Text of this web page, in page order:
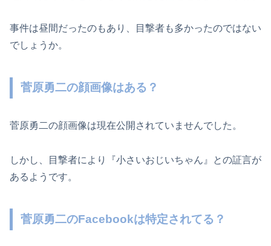
事件は昼間だったのもあり、目撃者も多かったのではない
でしょうか。
菅原勇二の顔画像はある？
菅原勇二の顔画像は現在公開されていませんでした。
しかし、目撃者により『小さいおじいちゃん』との証言が
あるようです。
菅原勇二のFacebookは特定されてる？